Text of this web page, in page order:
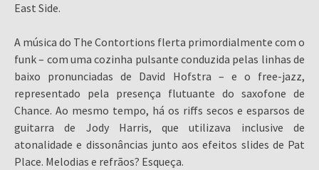
East Side.
A música do The Contortions flerta primordialmente com o
funk – com uma cozinha pulsante conduzida pelas linhas de
baixo pronunciadas de David Hofstra – e o free-jazz,
representado pela presença flutuante do saxofone de
Chance. Ao mesmo tempo, há os riffs secos e esparsos de
guitarra de Jody Harris, que utilizava inclusive de
atonalidade e dissonâncias junto aos efeitos slides de Pat
Place. Melodias e refrãos? Esqueça.